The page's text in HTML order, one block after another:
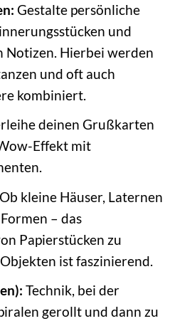
Gestalte persönliche
und
Notizen. Hierbei werden
und oft auch
kombiniert.
deinen Grußkarten
Effekt mit
Ob kleine Häuser, Laternen
– das
Papierstücken zu
ist faszinierend.
Technik, bei der
gerollt und dann zu